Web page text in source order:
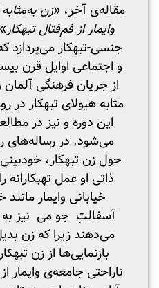
مقاله‌ی آخر، «زن
وایمار از فم‌فتال تبهکار
جنسی-تبهکار می‌پردازد
و اجتماعی اوایل قرن
از جریان فرهنگی
مثابه هیولای تبهکار در
این دوره و نیز در
می‌شود. در رساله‌های
حول زن تبهکار،
ذاتی او عمل تهبکارانه
خیابانی وایمار
آسفالتِ جو می نیز به
می‌دهند زیرا که زن
بازنمایی‌ها از زن
ناراحتی جامعه‌ی وایمار